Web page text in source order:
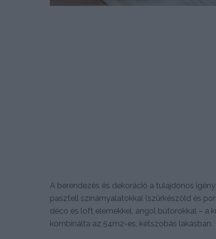
A berendezés és dekoráció a tulajdonos
pasztell színárnyalatokkal (szürkészöld és
déco és loft elemekkel, angol bútorokkal – a
kombinálta az 54m2-es, kétszobás lakásban.